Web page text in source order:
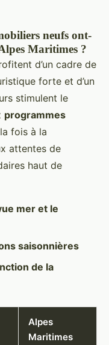
neufs ont-
Maritimes ?
d’un cadre de
forte et d’un
stimulent le
programmes
fois à la
attentes de
haut de
mer et le
saisonnières
de la
Alpes
Maritimes